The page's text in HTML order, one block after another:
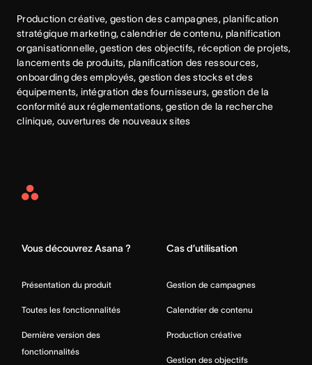
Production créative, gestion des campagnes, planification
stratégique marketing, calendrier de contenu, planification
organisationnelle, gestion des objectifs, réception de projets,
lancements de produits, planification des ressources,
onboarding des employés, gestion des stocks et des
équipements, intégration des fournisseurs, gestion de la
conformité aux réglementations, gestion de la recherche
clinique, ouvertures de nouveaux sites
Asana
Vous découvrez Asana ?
Présentation du produit
Toutes les fonctionnalités
Dernière version des
fonctionnalités
Cas d’utilisation
Gestion de campagnes
Calendrier de contenu
Production créative
Gestion des objectifs